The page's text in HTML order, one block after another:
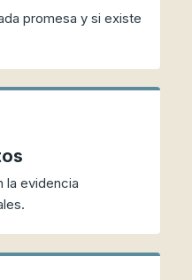
promesa y si existe
la evidencia